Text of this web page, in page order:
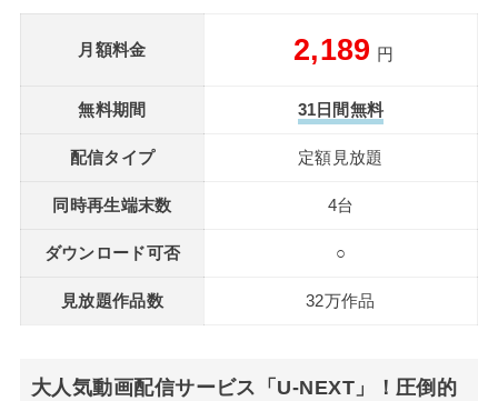
月額料金 2,189 円
無料期間 31日間無料
配信タイプ 定額見放題
同時再生端末数 4台
ダウンロード可否 ○
見放題作品数 32万作品
大人気動画配信サービス「U-NEXT」！圧倒的